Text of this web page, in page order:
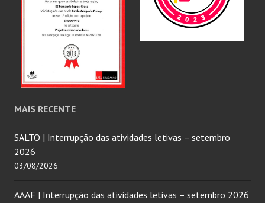
MAIS RECENTE
SALTO | Interrupção das atividades letivas – setembro
2026
03/08/2026
AAAF | Interrupção das atividades letivas – setembro 2026